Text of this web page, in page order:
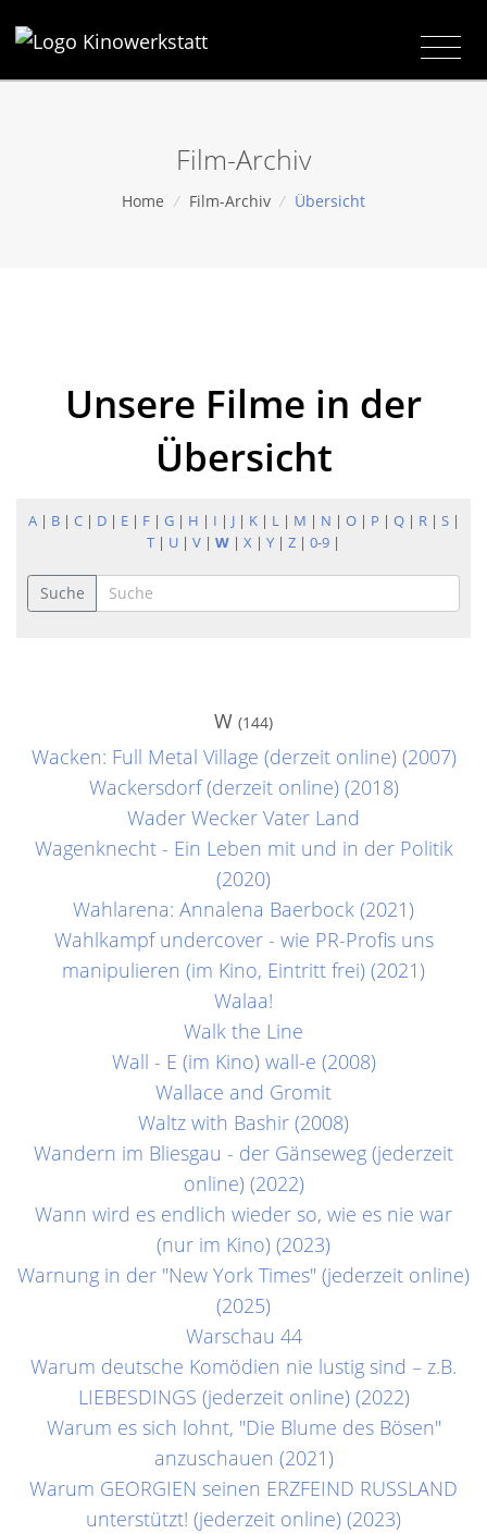
Film-Archiv
Home / Film-Archiv / Übersicht
Unsere Filme in der
Übersicht
A | B | C | D | E | F | G | H | I | J | K | L | M | N | O | P | Q | R | S |
T | U | V | W | X | Y | Z | 0-9 |
Suche
W (144)
Wacken: Full Metal Village (derzeit online) (2007)
Wackersdorf (derzeit online) (2018)
Wader Wecker Vater Land
Wagenknecht - Ein Leben mit und in der Politik
(2020)
Wahlarena: Annalena Baerbock (2021)
Wahlkampf undercover - wie PR-Profis uns
manipulieren (im Kino, Eintritt frei) (2021)
Walaa!
Walk the Line
Wall - E (im Kino) wall-e (2008)
Wallace and Gromit
Waltz with Bashir (2008)
Wandern im Bliesgau - der Gänseweg (jederzeit
online) (2022)
Wann wird es endlich wieder so, wie es nie war
(nur im Kino) (2023)
Warnung in der "New York Times" (jederzeit online)
(2025)
Warschau 44
Warum deutsche Komödien nie lustig sind – z.B.
LIEBESDINGS (jederzeit online) (2022)
Warum es sich lohnt, "Die Blume des Bösen"
anzuschauen (2021)
Warum GEORGIEN seinen ERZFEIND RUSSLAND
unterstützt! (jederzeit online) (2023)